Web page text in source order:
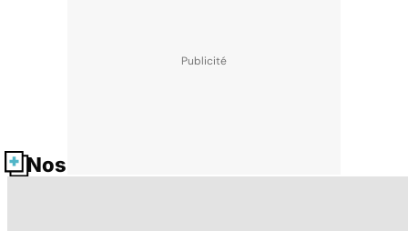
Nos fiches santé